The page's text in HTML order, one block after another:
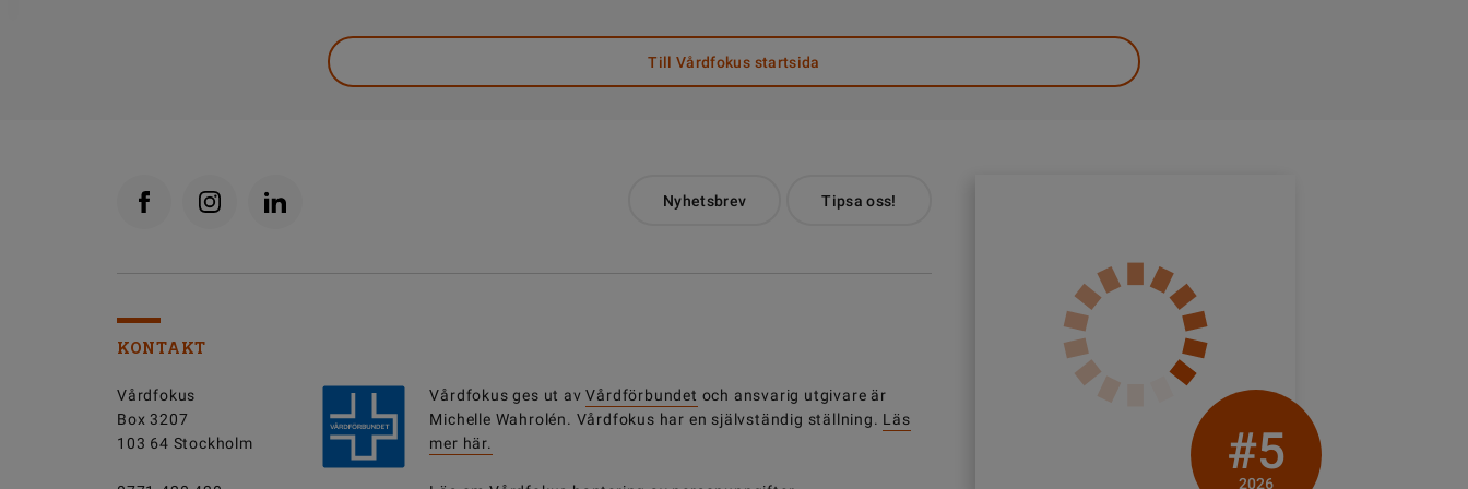
Till Vårdfokus startsida
Nyhetsbrev Tipsa oss!
KONTAKT
Vårdfokus
Box 3207
103 64 Stockholm
Vårdfokus ges ut avVårdförbundet och ansvarig utgivare är
Michelle Wahrolén. Vårdfokus har en självständig ställning. Läs
mer här.
#5
2026